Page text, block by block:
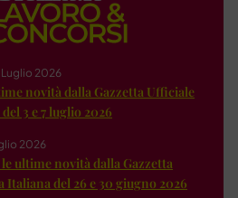
2026
novità dalla Gazzetta Ufficiale
3 e 7 luglio 2026
2026
ultime novità dalla Gazzetta
Italiana del 26 e 30 giugno 2026